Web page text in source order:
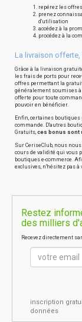
repérez les
prenez
d'utilisation
accédez à la
procédez à la
La livraison
Grâce à la livraison
les frais de ports pour
offres permettant la
généralement soumises
offerte pour toute
pouvoir en bénéficier.
Enfin, certaines boutiques
commande. D'autres
Gratuits, ces bonus sont
Sur CeriseClub, nous
cours de validité qui vous
boutiques e-commerce.
exclusives, n'hésitez pas
Restez
des milliers
Recevez directement
inscription
données